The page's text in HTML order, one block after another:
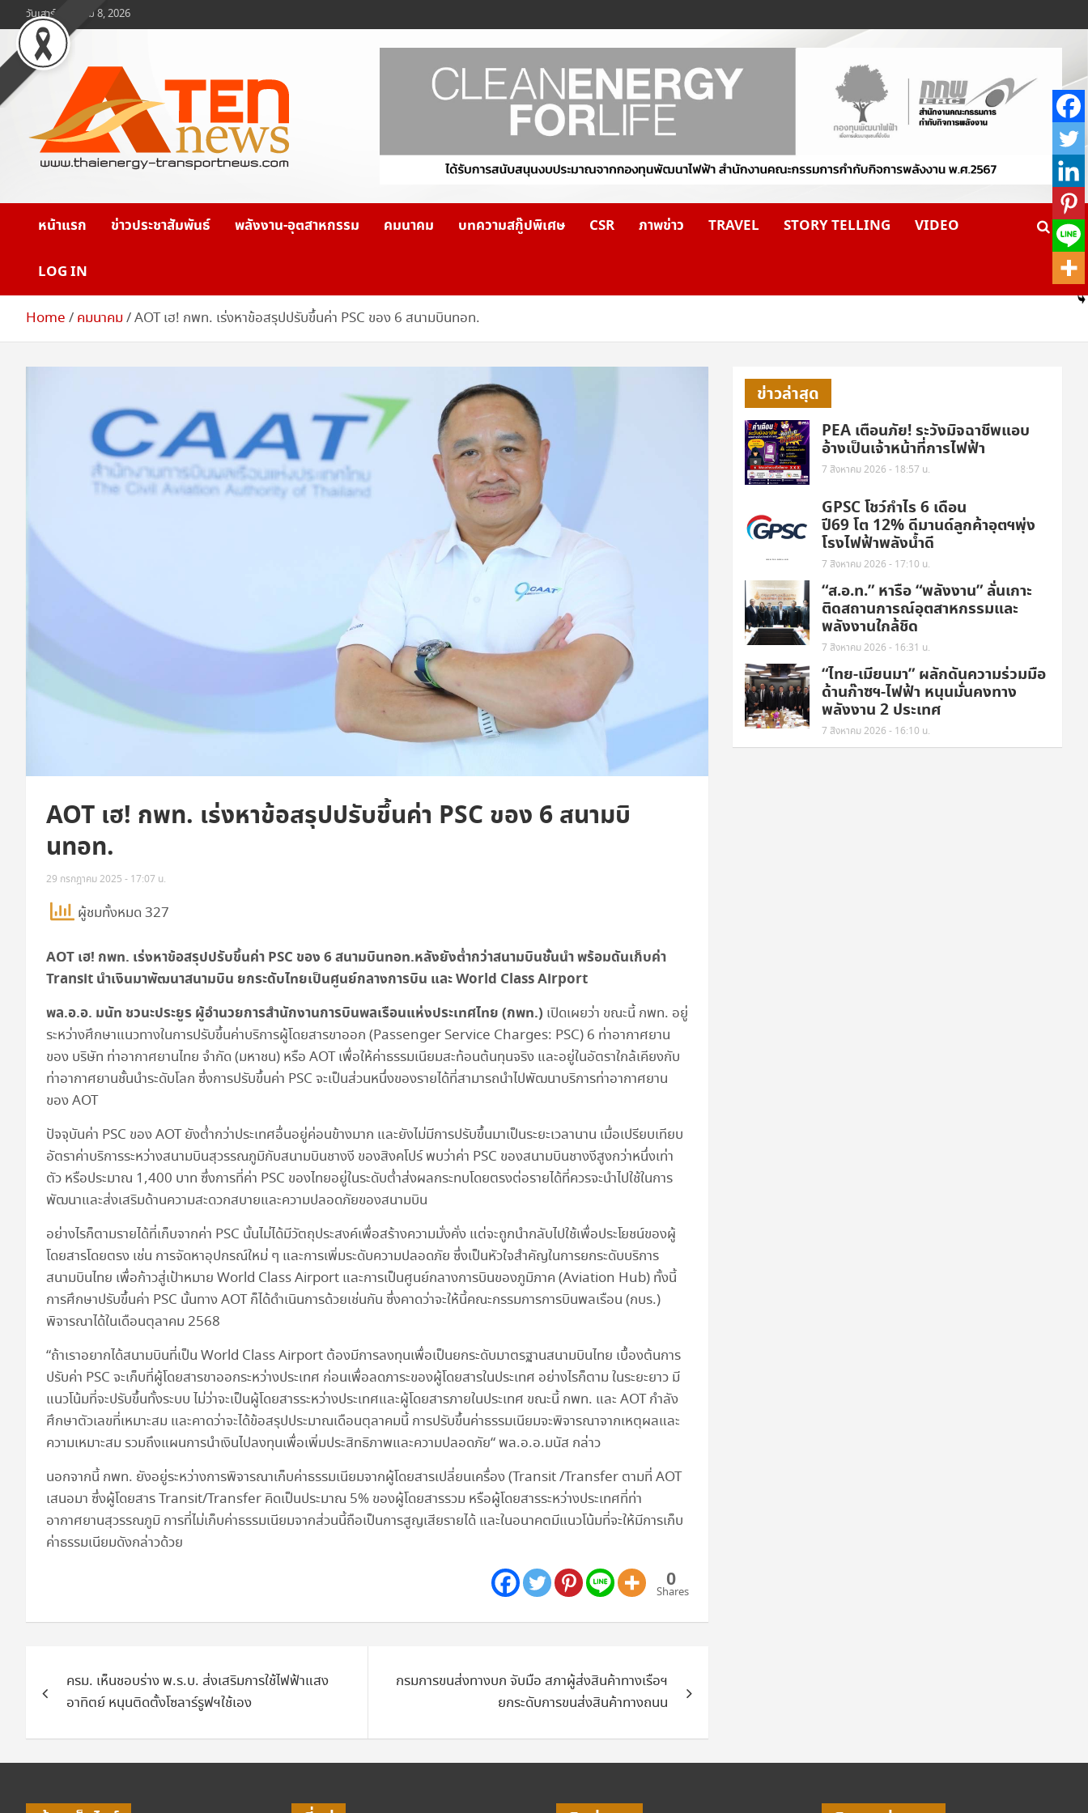
to
content
วันเสาร์, สิงหาคม 8, 2026
www.ten-news.com
หน้าแรก ข่าวประชาสัมพันธ์ พลังงาน-อุตสาหกรรม คมนาคม บทความสกู๊ปพิเศษ CSR ภาพข่าว TRAVEL STORY TELLING VIDEO
LOG IN
Home คมนาคม AOT เฮ! กพท. เร่งหาข้อสรุปปรับขึ้นค่า PSC ของ 6 สนามบินทอท.
AOT เฮ! กพท. เร่งหาข้อสรุปปรับขึ้นค่า PSC ของ 6 สนามบิ
นทอท.
29 กรกฎาคม 2025 - 17:07 น.
ผู้ชมทั้งหมด 327
AOT เฮ! กพท. เร่งหาข้อสรุปปรับขึ้นค่าPSC ของ 6 สนามบินทอท.หลังยังต่ำกว่าสนามบินชั้นนำ พร้อมดันเก็บค่า
Transitนำเงินมาพัฒนาสนามบิน ยกระดับไทยเป็นศูนย์กลางการบิน และWorld Class Airport
พล.อ.อ. มนัท ชวนะประยูร ผู้อำนวยการสำนักงานการบินพลเรือนแห่งประเทศไทย (กพท.) เปิดเผยว่า ขณะนี้ กพท. อยู่
ระหว่างศึกษาแนวทางในการปรับขึ้นค่าบริการผู้โดยสารขาออก (Passenger Service Charges: PSC) 6 ท่าอากาศยาน
ของ บริษัท ท่าอากาศยานไทย จำกัด (มหาชน) หรือ AOT เพื่อให้ค่าธรรมเนียมสะท้อนต้นทุนจริง และอยู่ในอัตราใกล้เคียงกับ
ท่าอากาศยานชั้นนำระดับโลก ซึ่งการปรับขึ้นค่า PSC จะเป็นส่วนหนึ่งของรายได้ที่สามารถนำไปพัฒนาบริการท่าอากาศยาน
ของ AOT
ปัจจุบันค่า PSC ของ AOT ยังต่ำกว่าประเทศอื่นอยู่ค่อนข้างมาก และยังไม่มีการปรับขึ้นมาเป็นระยะเวลานาน เมื่อเปรียบเทียบ
อัตราค่าบริการระหว่างสนามบินสุวรรณภูมิกับสนามบินชางงี ของสิงคโปร์ พบว่าค่า PSC ของสนามบินชางงีสูงกว่าหนึ่งเท่า
ตัว หรือประมาณ 1,400 บาท ซึ่งการที่ค่า PSC ของไทยอยู่ในระดับต่ำส่งผลกระทบโดยตรงต่อรายได้ที่ควรจะนำไปใช้ในการ
พัฒนาและส่งเสริมด้านความสะดวกสบายและความปลอดภัยของสนามบิน
อย่างไรก็ตามรายได้ที่เก็บจากค่า PSC นั้นไม่ได้มีวัตถุประสงค์เพื่อสร้างความมั่งคั่ง แต่จะถูกนำกลับไปใช้เพื่อประโยชน์ของผู้
โดยสารโดยตรง เช่น การจัดหาอุปกรณ์ใหม่ ๆ และการเพิ่มระดับความปลอดภัย ซึ่งเป็นหัวใจสำคัญในการยกระดับบริการ
สนามบินไทย เพื่อก้าวสู่เป้าหมาย World Class Airport และการเป็นศูนย์กลางการบินของภูมิภาค (Aviation Hub) ทั้งนี้
การศึกษาปรับขึ้นค่า PSC นั้นทาง AOT ก็ได้ดำเนินการด้วยเช่นกัน ซึ่งคาดว่าจะให้นี้คณะกรรมการการบินพลเรือน (กบร.)
พิจารณาได้ในเดือนตุลาคม 2568
“ถ้าเราอยากได้สนามบินที่เป็น World Class Airport ต้องมีการลงทุนเพื่อเป็นยกระดับมาตรฐานสนามบินไทย เบื้องต้นการ
ปรับค่า PSC จะเก็บที่ผู้โดยสารขาออกระหว่างประเทศ ก่อนเพื่อลดภาระของผู้โดยสารในประเทศ อย่างไรก็ตาม ในระยะยาว มี
แนวโน้มที่จะปรับขึ้นทั้งระบบ ไม่ว่าจะเป็นผู้โดยสารระหว่างประเทศและผู้โดยสารภายในประเทศ ขณะนี้ กพท. และ AOT กำลัง
ศึกษาตัวเลขที่เหมาะสม และคาดว่าจะได้ข้อสรุปประมาณเดือนตุลาคมนี้ การปรับขึ้นค่าธรรมเนียมจะพิจารณาจากเหตุผลและ
ความเหมาะสม รวมถึงแผนการนำเงินไปลงทุนเพื่อเพิ่มประสิทธิภาพและความปลอดภัย“ พล.อ.อ.มนัส กล่าว
นอกจากนี้ กพท. ยังอยู่ระหว่างการพิจารณาเก็บค่าธรรมเนียมจากผู้โดยสารเปลี่ยนเครื่อง (Transit /Transfer ตามที่ AOT
เสนอมา ซึ่งผู้โดยสาร Transit/Transfer คิดเป็นประมาณ 5% ของผู้โดยสารรวม หรือผู้โดยสารระหว่างประเทศที่ท่า
อากาศยานสุวรรณภูมิ การที่ไม่เก็บค่าธรรมเนียมจากส่วนนี้ถือเป็นการสูญเสียรายได้ และในอนาคตมีแนวโน้มที่จะให้มีการเก็บ
ค่าธรรมเนียมดังกล่าวด้วย
0
Shares
เรื่องครม. เห็นชอบร่าง พ.ร.บ. ส่งเสริมการใช้ไฟฟ้าแสง
อาทิตย์ หนุนติดตั้งโซลาร์รูฟฯใช้เอง
กรมการขนส่งทางบก จับมือ สภาผู้ส่งสินค้าทางเรือฯ
ยกระดับการขนส่งสินค้าทางถนน
ข่าวล่าสุด
PEA เตือนภัย! ระวังมิจฉาชีพแอบ
อ้างเป็นเจ้าหน้าที่การไฟฟ้า
7 สิงหาคม 2026 - 18:57 น.
GPSC โชว์กำไร 6 เดือน
ปี69 โต 12% ดีมานด์ลูกค้าอุตฯพุ่ง
โรงไฟฟ้าพลังน้ำดี
7 สิงหาคม 2026 - 17:10 น.
“ส.อ.ท.” หารือ “พลังงาน” ลั่นเกาะ
ติดสถานการณ์อุตสาหกรรมและ
พลังงานใกล้ชิด
7 สิงหาคม 2026 - 16:31 น.
“ไทย-เมียนมา” ผลักดันความร่วมมือ
ด้านก๊าซฯ-ไฟฟ้า หนุนมั่นคงทาง
พลังงาน 2 ประเทศ
7 สิงหาคม 2026 - 16:10 น.